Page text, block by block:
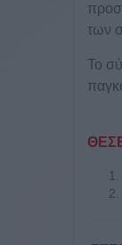
των
Το